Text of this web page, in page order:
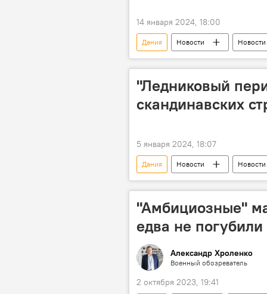
14 января 2024, 18:00
Дания Новости
Монархия
коронация
"Ледниковый
скандинавских
5 января 2024, 18:07
Дания Новости
Холода
температурный
"Амбициозные"
едва не
Александр Хроленко
Военный обозреватель
2 октября 2023, 19:41